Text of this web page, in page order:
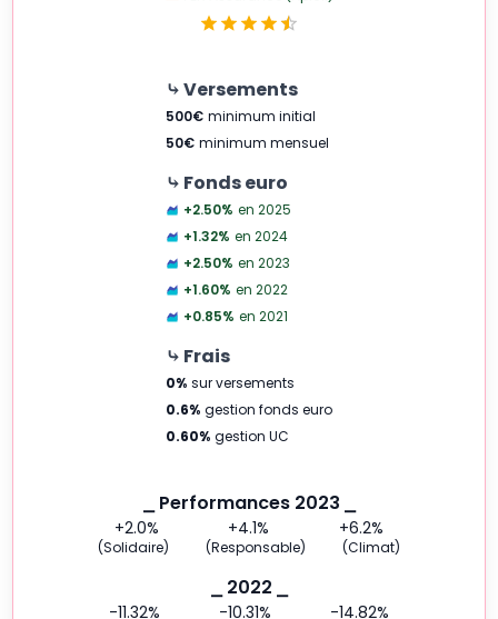
⤷ Versements
500€ minimum initial
50€ minimum mensuel
⤷ Fonds euro
+2.50% en 2025
+1.32% en 2024
+2.50% en 2023
+1.60% en 2022
+0.85% en 2021
⤷ Frais
0% sur versements
0.6% gestion fonds euro
0.60% gestion UC
⎯ Performances 2023 ⎯
+2.0% +4.1% +6.2%
(Solidaire) (Responsable) (Climat)
⎯ 2022 ⎯
-11.32% -10.31% -14.82%